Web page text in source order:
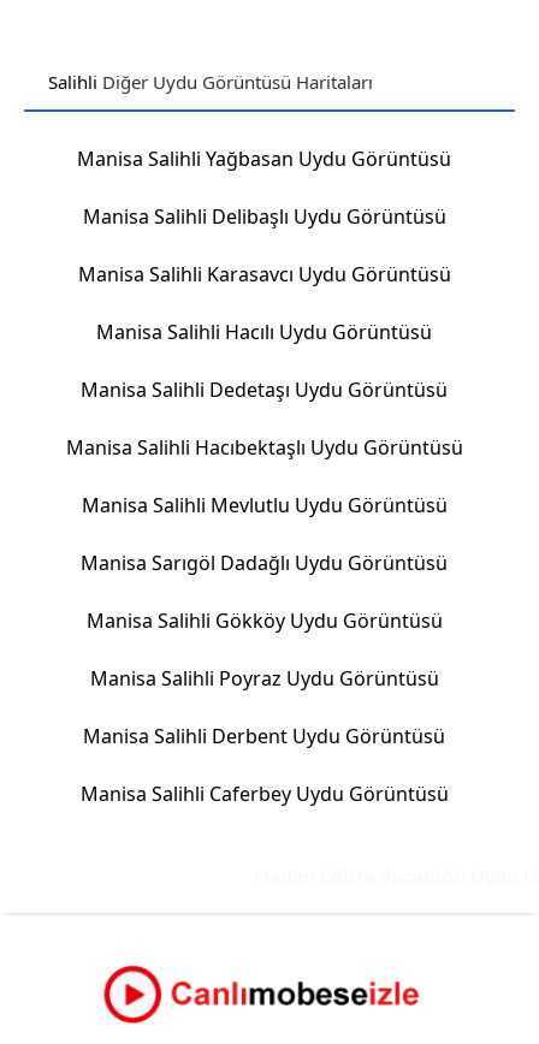
Salihli Diğer Uydu Görüntüsü Haritaları
Manisa Salihli Yağbasan Uydu Görüntüsü
Manisa Salihli Delibaşlı Uydu Görüntüsü
Manisa Salihli Karasavcı Uydu Görüntüsü
Manisa Salihli Hacılı Uydu Görüntüsü
Manisa Salihli Dedetaşı Uydu Görüntüsü
Manisa Salihli Hacıbektaşlı Uydu Görüntüsü
Manisa Salihli Mevlutlu Uydu Görüntüsü
Manisa Sarıgöl Dadağlı Uydu Görüntüsü
Manisa Salihli Gökköy Uydu Görüntüsü
Manisa Salihli Poyraz Uydu Görüntüsü
Manisa Salihli Derbent Uydu Görüntüsü
Manisa Salihli Caferbey Uydu Görüntüsü